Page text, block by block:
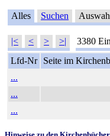
Alles Suchen
|< < > >| 3380
Lfd-Nr
Seite im
...
...
...